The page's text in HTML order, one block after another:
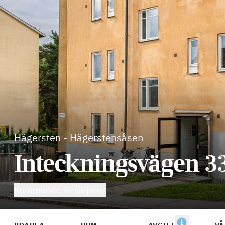
Hägersten - Hägerstensåsen
Inteckningsvägen